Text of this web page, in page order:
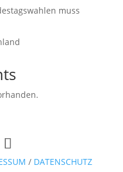
muss
/ DATENSCHUTZ